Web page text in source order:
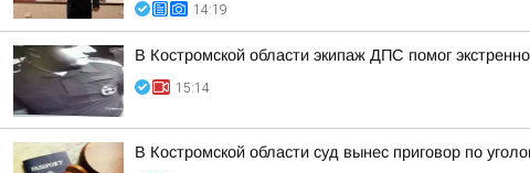
14:19
В Костромской области экипаж ДПС помог
15:14
В Костромской области суд вынес приговор по